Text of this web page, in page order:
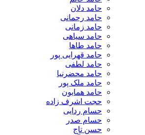
حامد دلان
حامد رحمانی
حامد زمانی
حامد سیاهی
حامد طاها
حامد قهرایی پور
حامد لطفی
حامد محضرنیا
حامد ملک پور
حامد همایون
حجت اشرف زاده
حسام ردایی
حسام صدر
حسن تاج